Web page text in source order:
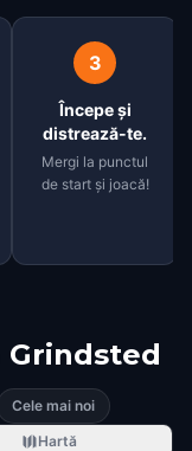
3
Începe și
distrează-te.
Mergi la punctul
de start și joacă!
Grindsted
Cele mai noi
Hartă